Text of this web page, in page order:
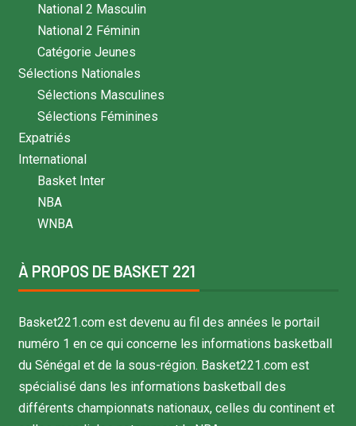
National 2 Masculin
National 2 Féminin
Catégorie Jeunes
Sélections Nationales
Sélections Masculines
Sélections Féminines
Expatriés
International
Basket Inter
NBA
WNBA
À PROPOS DE BASKET 221
Basket221.com est devenu au fil des années le portail
numéro 1 en ce qui concerne les informations basketball
du Sénégal et de la sous-région. Basket221.com est
spécialisé dans les informations basketball des
différents championnats nationaux, celles du continent et